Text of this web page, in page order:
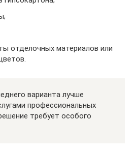
отделочных материалов или
варианта лучше
профессиональных
требует особого